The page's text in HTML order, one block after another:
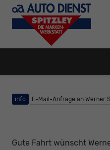
info E-Mail-Anfrage an Werner
Gute Fahrt wünscht